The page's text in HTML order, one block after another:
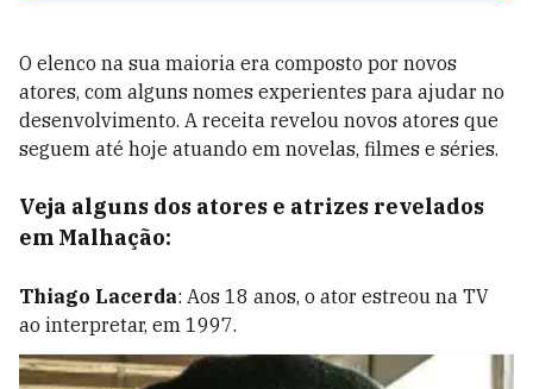
O elenco na sua maioria era composto por novos
atores, com alguns nomes experientes para ajudar no
desenvolvimento. A receita revelou novos atores que
seguem até hoje atuando em novelas, filmes e séries.
Veja alguns dos atores e atrizes revelados
em Malhação:
Thiago Lacerda: Aos 18 anos, o ator estreou na TV
ao interpretar, em 1997.